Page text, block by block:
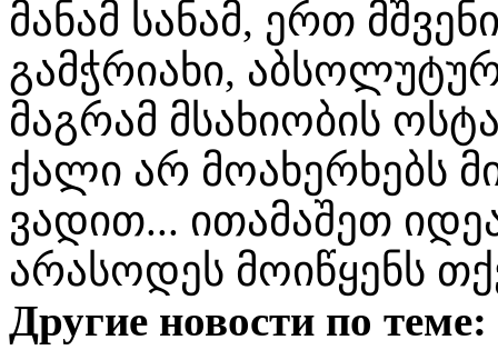
მანამ სანამ, ერთ
გამჭრიახი,
მაგრამ მსახიობის
ქალი არ მოახერხებს
ვადით... ითამაშეთ
არასოდეს მოიწყენს
Другие новости по теме: